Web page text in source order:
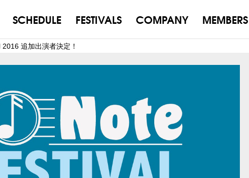
SCHEDULE FESTIVALS COMPANY MEMBERS
追加出演者決定！